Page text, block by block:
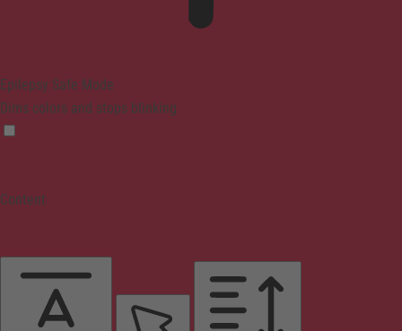
Epilepsy Safe Mode
Dims colors and stops blinking
Content